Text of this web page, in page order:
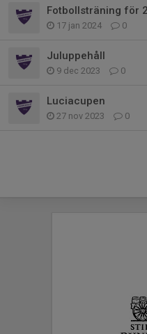
Fotbollsträning för
17 jan 2024 0
Juluppehåll
9 dec 2023 0
Luciacupen
27 nov 2023 0